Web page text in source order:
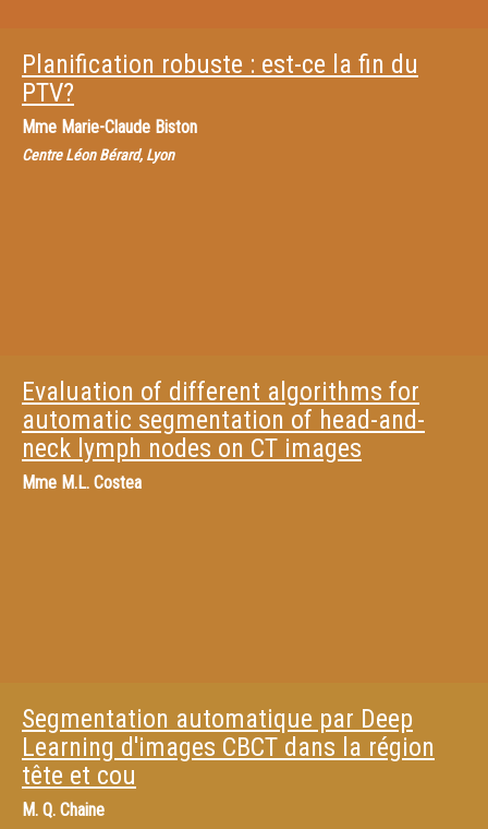
Planification robuste : est-ce la fin du
PTV?
Mme Marie-Claude Biston
Centre Léon Bérard, Lyon
Evaluation of different algorithms for
automatic segmentation of head-and-
neck lymph nodes on CT images
Mme M.L. Costea
Segmentation automatique par Deep
Learning d'images CBCT dans la région
tête et cou
M. Q. Chaine